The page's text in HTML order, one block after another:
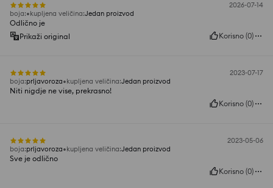
2026-07-14
boja: kupljena veličina:Jedan proizvod
Odlično je
Prikaži original
Korisno (0)
2023-07-17
boja:prljavoroza kupljena veličina:Jedan proizvod
Niti nigdje ne vise, prekrasno!
Korisno (0)
2023-05-06
boja:prljavoroza kupljena veličina:Jedan proizvod
Sve je odlično
Korisno (0)